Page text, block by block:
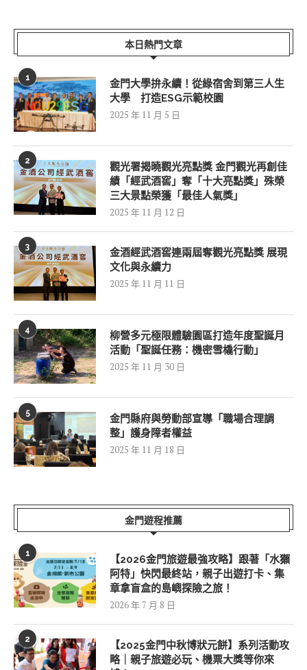
本日熱門文章
1
金門大學拚永續！從綠宿舍到第三人生
大學 打造ESG示範校園
2025 年 11 月 5 日
2
觀光署揭曉觀光亮點獎 金門觀光再創佳
績「經武酒窖」奪「十大亮點獎」殊榮
三大景點榮獲「最佳人氣獎」
2025 年 11 月 12 日
3
金酒經武酒窖連兩屆奪觀光亮點獎 展現
文化與永續力
2025 年 11 月 11 日
4
柳營多元極限體驗園區打造年度聖誕月
活動「聖誕任務：機密雪橇行動」
2025 年 11 月 30 日
5
金門縣府與勞動部宣導「職場合理調
整」護身障者權益
2025 年 11 月 18 日
金門遊程推薦
1
【2026金門旅遊最強攻略】跟著「水獺
阿特」快閃最終站，親子出遊打卡、集
章拿盲盒的島嶼探險之旅！
2026 年 7 月 8 日
2
【2025金門中秋博狀元餅】系列活動攻
略｜親子旅遊必玩、機票大獎等你來